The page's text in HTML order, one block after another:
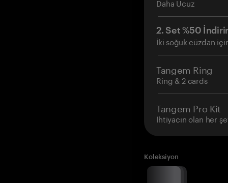
Daha Ucuz
2. Set %50
İki soğuk cüzdan
Tangem Ring
Ring & 2 cards
Tangem Pro Kit
İhtiyacın olan her
Koleksiyon